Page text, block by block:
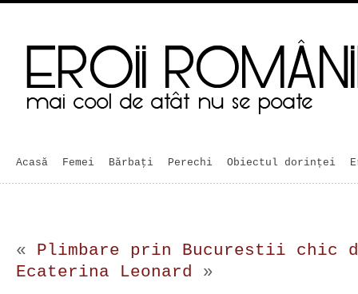
Acasă Femei Bărbaţi Perechi Obiectul dorinței
« Plimbare prin Bucurestii chic
Ecaterina Leonard »